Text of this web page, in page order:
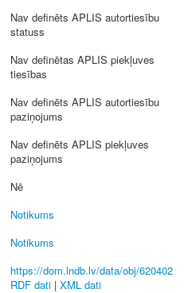
Nav definēts APLIS autortiesību
statuss
Nav definētas APLIS piekļuves
tiesības
Nav definēts APLIS autortiesību
paziņojums
Nav definēts APLIS piekļuves
paziņojums
Nē
Notikums
Notikums
https://dom.lndb.lv/data/obj/620402
RDF dati | XML dati